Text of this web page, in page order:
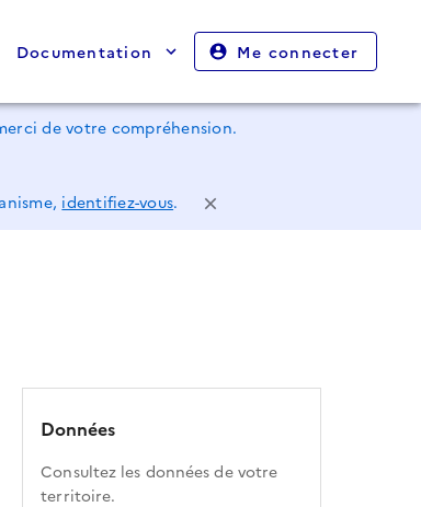
Documentation Me connecter
de votre compréhension.
identifiez-vous.
Données
Consultez les données de votre
territoire.